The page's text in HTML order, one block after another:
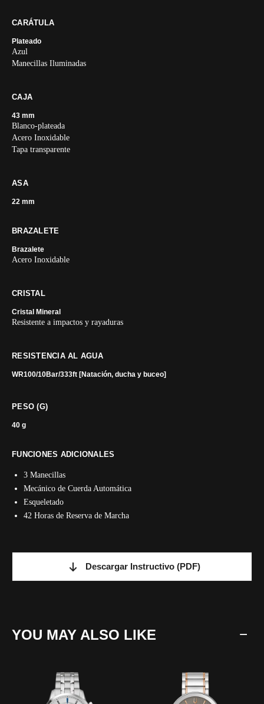
CARÁTULA
Plateado
Azul
Manecillas Iluminadas
CAJA
43 mm
Blanco-plateada
Acero Inoxidable
Tapa transparente
ASA
22 mm
BRAZALETE
Brazalete
Acero Inoxidable
CRISTAL
Cristal Mineral
Resistente a impactos y rayaduras
RESISTENCIA AL AGUA
WR100/10Bar/333ft [Natación, ducha y buceo]
PESO (G)
40 g
FUNCIONES ADICIONALES
3 Manecillas
Mecánico de Cuerda Automática
Esqueletado
42 Horas de Reserva de Marcha
Descargar Instructivo (PDF)
YOU MAY ALSO LIKE